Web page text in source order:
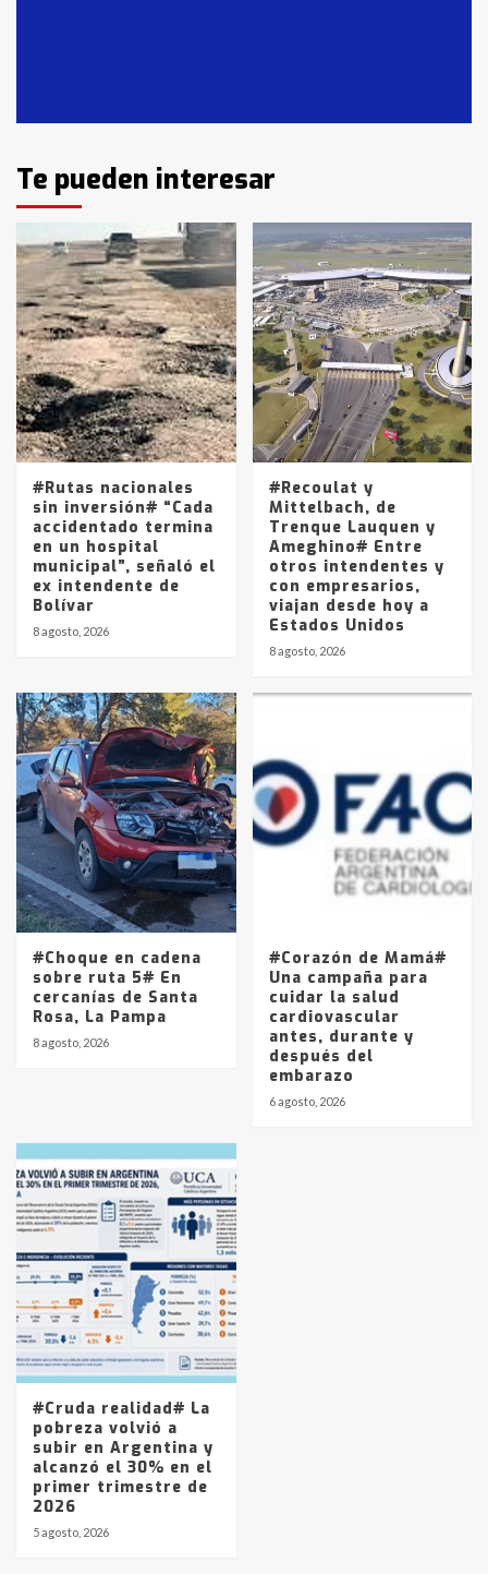
3
Identidad de los adolescentes
pampeanos que fueron
en la mañana del lunes
4
Accidente en Ruta 5: falleció un
joven de Trenque Lauquen
5
Los precios de los combustibles en
La Pampa, desde YPF hasta Axion
entre 857 a 1338 pesos
Te pueden interesar
#Rutas nacionales
sin inversión# “Cada
accidentado termina
en un hospital
municipal”, señaló el
ex intendente de
Bolívar
8 agosto, 2026
#Recoulat y
Mittelbach, de
Trenque Lauquen y
Ameghino# Entre
otros intendentes y
con empresarios,
viajan desde hoy a
Estados Unidos
8 agosto, 2026
#Choque en cadena
sobre ruta 5# En
cercanías de Santa
Rosa, La Pampa
8 agosto, 2026
#Corazón de Mamá#
Una campaña para
cuidar la salud
cardiovascular
antes, durante y
después del
embarazo
6 agosto, 2026
#Cruda realidad# La
pobreza volvió a
subir en Argentina y
alcanzó el 30% en el
primer trimestre de
2026
5 agosto, 2026